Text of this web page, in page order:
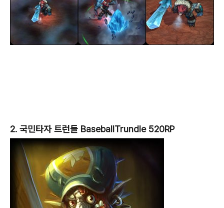
2. 국민타자 트런들 BaseballTrundle 520RP